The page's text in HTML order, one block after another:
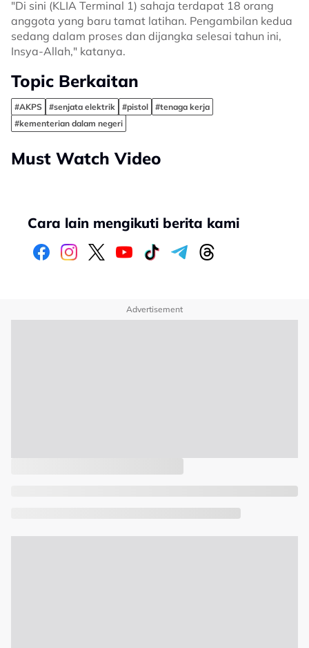
"Di sini (KLIA Terminal 1) sahaja terdapat 18 orang
anggota yang baru tamat latihan. Pengambilan kedua
sedang dalam proses dan dijangka selesai tahun ini,
Insya-Allah," katanya.
Topic Berkaitan
#AKPS #senjata elektrik #pistol
#tenaga kerja
#kementerian dalam negeri
Must Watch Video
Cara lain mengikuti berita kami
Advertisement